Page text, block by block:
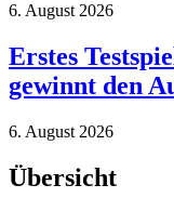
6. August 2026
Erstes
gewinnt den
6. August 2026
Übersicht